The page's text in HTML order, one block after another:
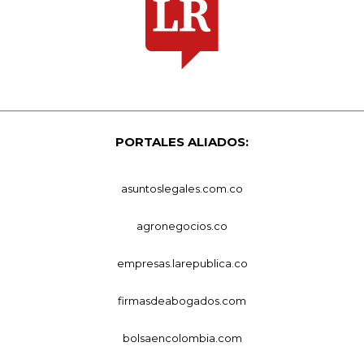
PORTALES ALIADOS:
asuntoslegales.com.co
agronegocios.co
empresas.larepublica.co
firmasdeabogados.com
bolsaencolombia.com